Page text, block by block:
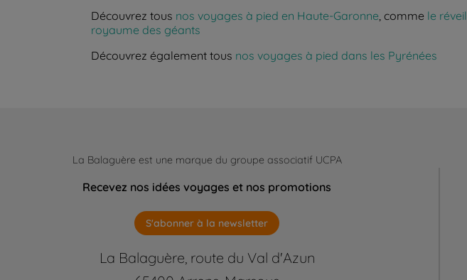
Découvrez tous nos voyages à pied en Haute-Garonne , comme le
royaume des géants
Découvrez également tous nos voyages à pied dans les Pyrénées
La Balaguère est une marque du groupe associatif UCPA
Recevez nos idées voyages et nos promotions
S'abonner à la newsletter
La Balaguère, route du Val d'Azun